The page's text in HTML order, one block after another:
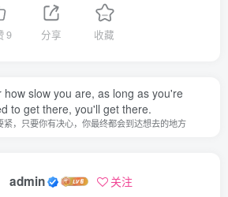
9 分享 收藏
how slow you are, as long as you're
to get there, you'll get there.
，只要你有决心，你最终都会到达想去的地方
admin 关注